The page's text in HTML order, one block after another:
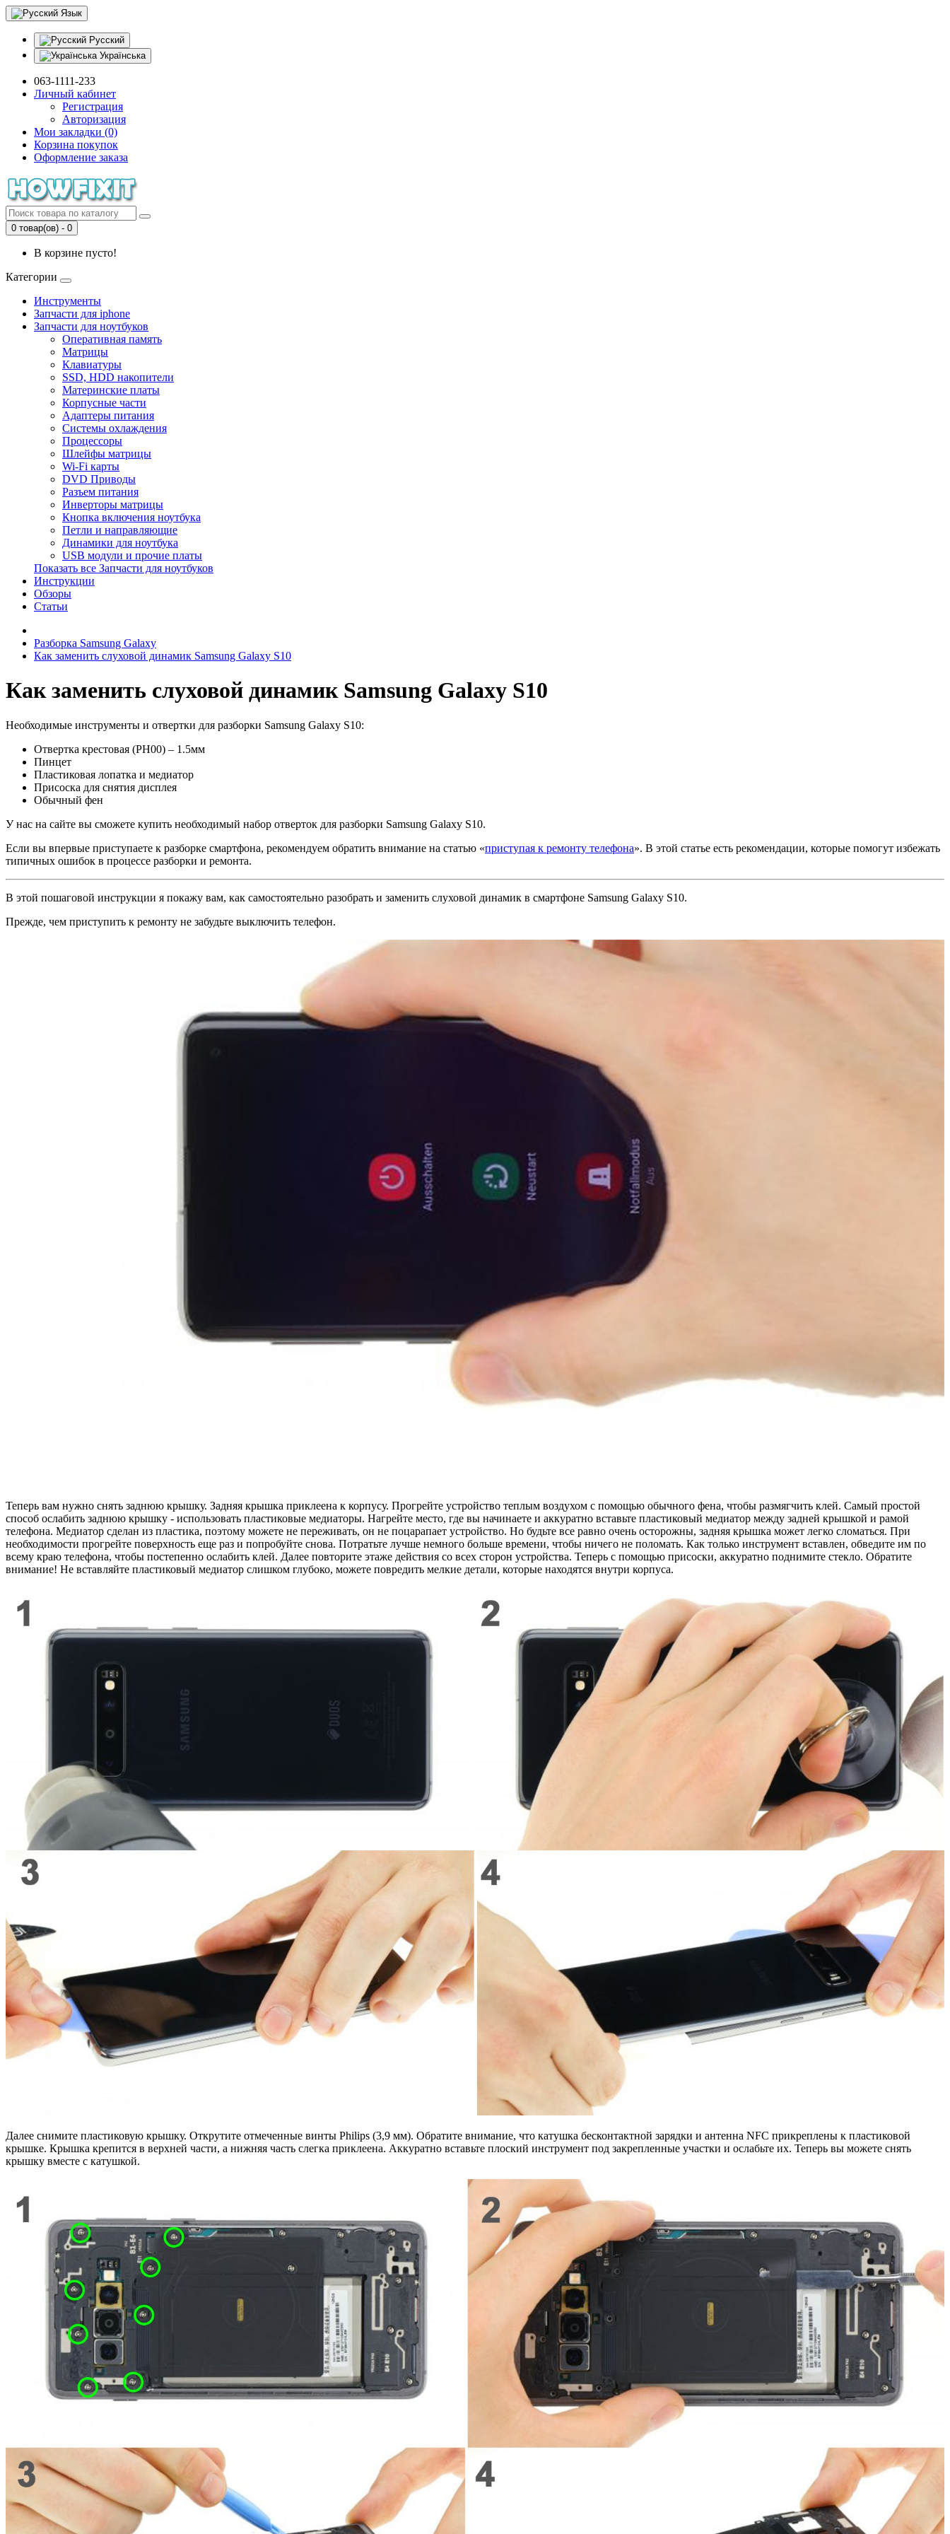
Язык
Русский
Українська
063-1111-233
Личный кабинет
Регистрация
Авторизация
Мои закладки (0)
Корзина покупок
Оформление заказа
0 товар(ов) - 0
В корзине пусто!
Категории
Инструменты
Запчасти для iphone
Запчасти для ноутбуков
Оперативная память
Матрицы
Клавиатуры
SSD, HDD накопители
Материнские платы
Корпусные части
Адаптеры питания
Системы охлаждения
Процессоры
Шлейфы матрицы
Wi-Fi карты
DVD Приводы
Разъем питания
Инверторы матрицы
Кнопка включения ноутбука
Петли и направляющие
Динамики для ноутбука
USB модули и прочие платы
Показать все Запчасти для ноутбуков
Инструкции
Обзоры
Статьи
Разборка Samsung Galaxy
Как заменить слуховой динамик Samsung Galaxy S10
Как заменить слуховой динамик Samsung Galaxy S10
Необходимые инструменты и отвертки для разборки Samsung Galaxy S10:
Отвертка крестовая (PH00) – 1.5мм
Пинцет
Пластиковая лопатка и медиатор
Присоска для снятия дисплея
Обычный фен
У нас на сайте вы сможете купить необходимый набор отверток для разборки Samsung Galaxy S10.
Если вы впервые приступаете к разборке смартфона, рекомендуем обратить внимание на статью «приступая к ремонту телефона». В этой статье есть рекомендации, которые помогут избежать
типичных ошибок в процессе разборки и ремонта.
В этой пошаговой инструкции я покажу вам, как самостоятельно разобрать и заменить слуховой динамик в смартфоне Samsung Galaxy S10.
Прежде, чем приступить к ремонту не забудьте выключить телефон.
Теперь вам нужно снять заднюю крышку. Задняя крышка приклеена к корпусу. Прогрейте устройство теплым воздухом с помощью обычного фена, чтобы размягчить клей. Самый простой
способ ослабить заднюю крышку - использовать пластиковые медиаторы. Нагрейте место, где вы начинаете и аккуратно вставьте пластиковый медиатор между задней крышкой и рамой
телефона. Медиатор сделан из пластика, поэтому можете не переживать, он не поцарапает устройство. Но будьте все равно очень осторожны, задняя крышка может легко сломаться. При
необходимости прогрейте поверхность еще раз и попробуйте снова. Потратьте лучше немного больше времени, чтобы ничего не поломать. Как только инструмент вставлен, обведите им по
всему краю телефона, чтобы постепенно ослабить клей. Далее повторите этаже действия со всех сторон устройства. Теперь с помощью присоски, аккуратно поднимите стекло. Обратите
внимание! Не вставляйте пластиковый медиатор слишком глубоко, можете повредить мелкие детали, которые находятся внутри корпуса.
Далее снимите пластиковую крышку. Открутите отмеченные винты Philips (3,9 мм). Обратите внимание, что катушка бесконтактной зарядки и антенна NFC прикреплены к пластиковой
крышке. Крышка крепится в верхней части, а нижняя часть слегка приклеена. Аккуратно вставьте плоский инструмент под закрепленные участки и ослабьте их. Теперь вы можете снять
крышку вместе с катушкой.